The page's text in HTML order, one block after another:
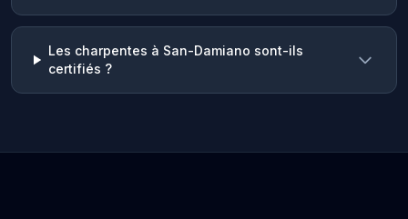
Les charpentes à San-Damiano sont-ils
certifiés ?